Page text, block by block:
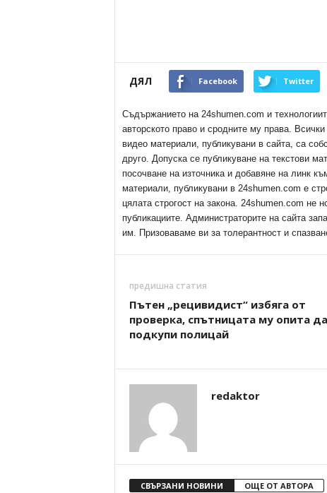
ДЯЛ Facebook Twitter
Съдържанието на 24shumen.com и
авторското право и сродните му права.
видео материали, публикувани в сайта, са
друго. Допуска се публикуване на текстови
посочване на източника и добавяне на линк
материали, публикувани в 24shumen.com е
цялата строгост на закона. 24shumen.com не
публикациите. Администраторите на сайта
им. Призоваваме ви за толерантност и
предишна статия
Пътен „рецивидист“ избяга от
проверка, спътницата му опита да
подкупи полицай
redaktor
СВЪРЗАНИ НОВИНИ ОЩЕ ОТ АВТОРА